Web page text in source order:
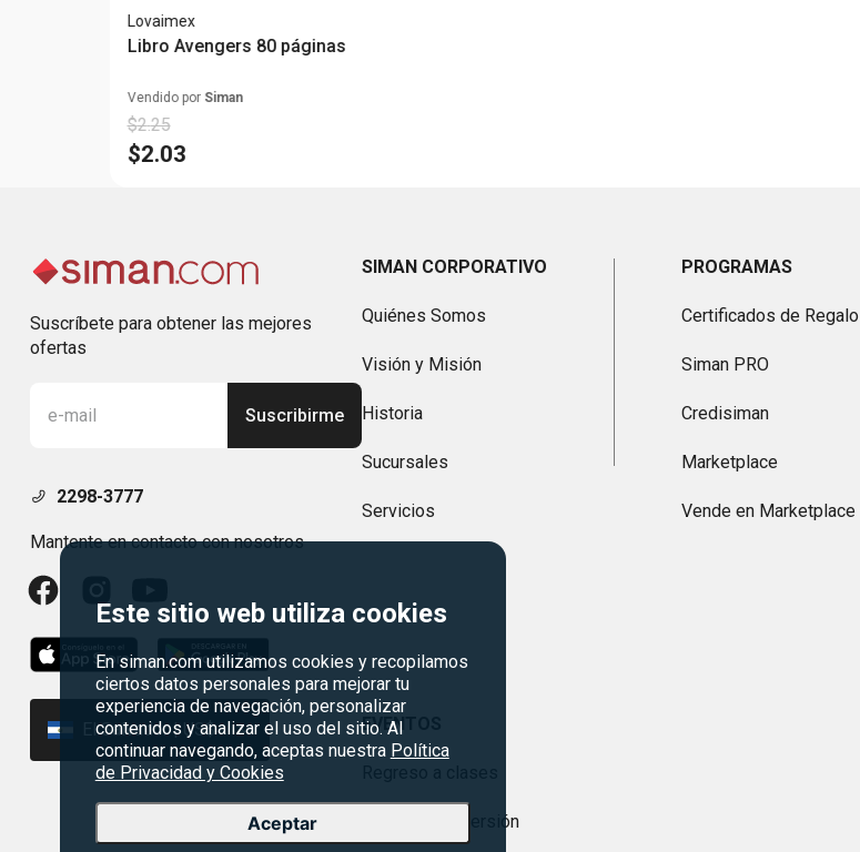
Este sitio web utiliza cookies
En siman.com utilizamos cookies y recopilamos
ciertos datos personales para mejorar tu
experiencia de navegación, personalizar
contenidos y analizar el uso del sitio. Al
continuar navegando, aceptas nuestra Política
de Privacidad y Cookies
Aceptar
Lovaimex
Libro Avengers 80 páginas
Vendido por Siman
$2.25
$2.03
Suscríbete para obtener las mejores
ofertas
Suscribirme
2298-3777
Mantente en contacto con nosotros
El Salvador | US$
SIMAN CORPORATIVO
Quiénes Somos
Visión y Misión
Historia
Sucursales
Servicios
PROGRAMAS
Certificados de Regalo
Siman PRO
Credisiman
Marketplace
Vende en Marketplace
EVENTOS
Agosto es diversión